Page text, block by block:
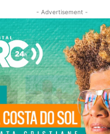
- Advertisement -